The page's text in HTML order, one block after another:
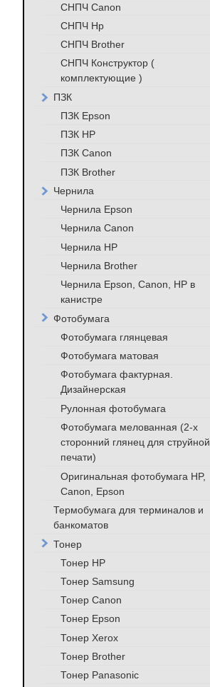
СНПЧ Canon
СНПЧ Hp
СНПЧ Brother
СНПЧ Конструктор (
комплектующие )
ПЗК
ПЗК Epson
ПЗК HP
ПЗК Canon
ПЗК Brother
Чернила
Чернила Epson
Чернила Canon
Чернила HP
Чернила Brother
Чернила Epson, Canon, HP в
канистре
Фотобумага
Фотобумага глянцевая
Фотобумага матовая
Фотобумага фактурная.
Дизайнерская
Рулонная фотобумага
Фотобумага мелованная (2-х
сторонний глянец для струйной
печати)
Оригинальная фотобумага HP,
Canon, Epson
Термобумага для терминалов и
банкоматов
Тонер
Тонер HP
Тонер Samsung
Тонер Canon
Тонер Epson
Тонер Xerox
Тонер Brother
Тонер Panasonic